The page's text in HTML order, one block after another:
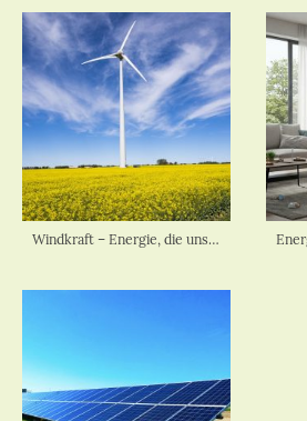
Windkraft – Energie, die uns antreibt.